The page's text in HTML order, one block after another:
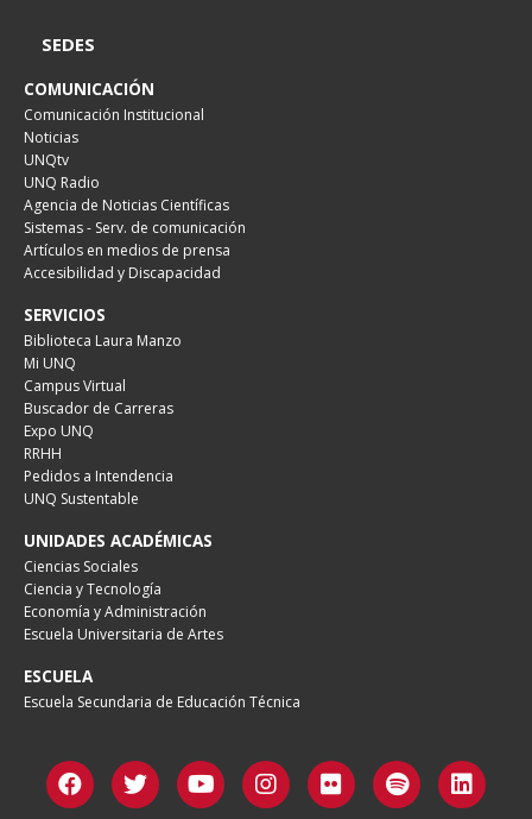
SEDES
COMUNICACIÓN
Comunicación Institucional
Noticias
UNQtv
UNQ Radio
Agencia de Noticias Científicas
Sistemas - Serv. de comunicación
Artículos en medios de prensa
Accesibilidad y Discapacidad
SERVICIOS
Biblioteca Laura Manzo
Mi UNQ
Campus Virtual
Buscador de Carreras
Expo UNQ
RRHH
Pedidos a Intendencia
UNQ Sustentable
UNIDADES ACADÉMICAS
Ciencias Sociales
Ciencia y Tecnología
Economía y Administración
Escuela Universitaria de Artes
ESCUELA
Escuela Secundaria de Educación Técnica